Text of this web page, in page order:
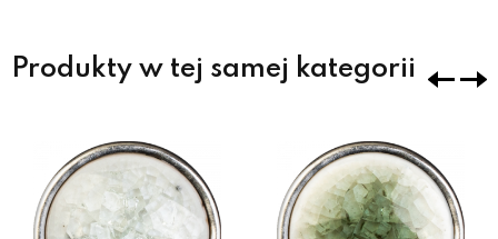
Produkty w tej samej kategorii